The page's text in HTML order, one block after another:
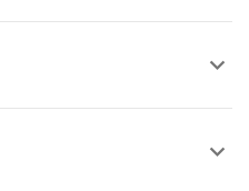
keyboard_arrow_up
keyboard_arrow_up